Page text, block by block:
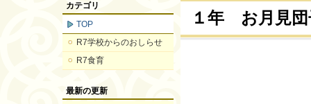
カテゴリ
TOP
R7学校からのおしらせ
R7食育
最新の更新
１年 お月見団